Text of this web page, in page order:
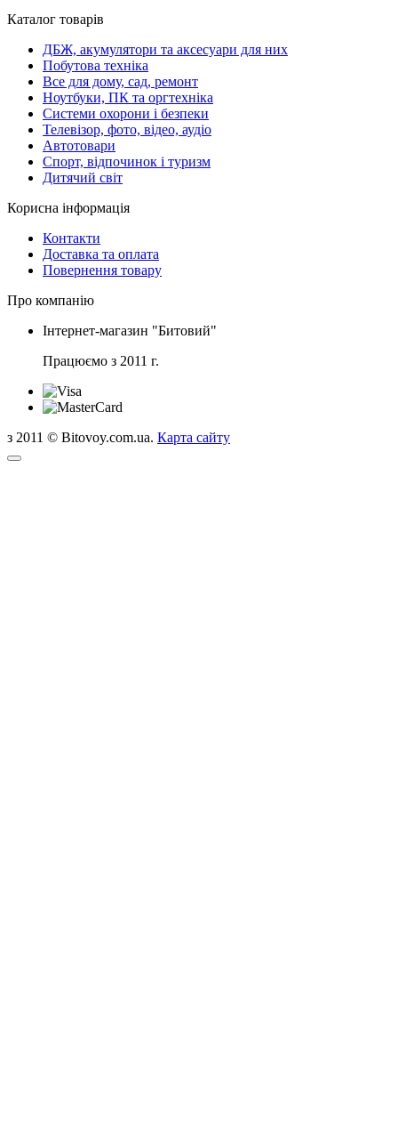
Каталог товарів
ДБЖ, акумулятори та аксесуари для них
Побутова техніка
Все для дому, сад, ремонт
Ноутбуки, ПК та оргтехніка
Системи охорони і безпеки
Телевізор, фото, відео, аудіо
Автотовари
Спорт, відпочинок і туризм
Дитячий світ
Корисна інформація
Контакти
Доставка та оплата
Повернення товару
Про компанію
Інтернет-магазин "Битовий"
Працюємо з 2011 г.
з 2011 © Bitovoy.com.ua. Карта сайту